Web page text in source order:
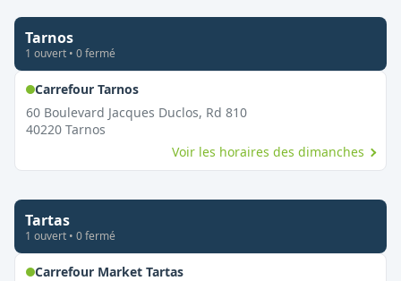
Tarnos
1 ouvert • 0fermé
Carrefour Tarnos,
60 Boulevard Jacques Duclos, Rd 810
40220 Tarnos
Voir les horaires des dimanches
Tartas
1 ouvert • 0fermé
Carrefour Market Tartas,